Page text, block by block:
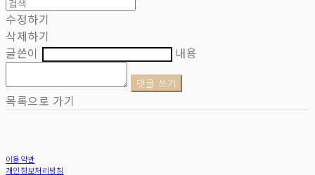
수정하기
삭제하기
글쓴이
내용
댓글 쓰기
목록으로 가기
이용약관
개인정보처리방침